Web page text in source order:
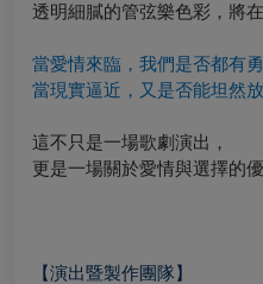
透明細膩的管弦樂色彩，將
當愛情來臨，我們是否都有勇
當現實逼近，又是否能坦然
這不只是一場歌劇演出，
更是一場關於愛情與選擇的優
【演出暨製作團隊】